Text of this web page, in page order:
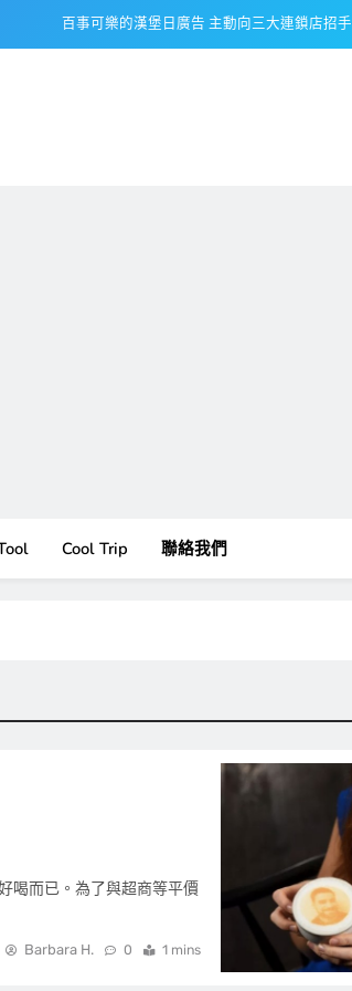
百事可樂的漢堡日廣告 主動向三大連鎖店招手
Cool Trip 聯絡我們
喝而已。為了與超商等平價
Barbara H. 0 1 mins